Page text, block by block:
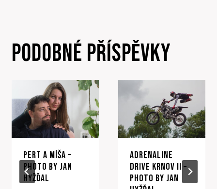
PODOBNÉ PŘÍSPĚVKY
PERT A MÍŠA –
PHOTO BY JAN
HYŽĎAL
ADRENALINE
DRIVE KRNOV II –
PHOTO BY JAN